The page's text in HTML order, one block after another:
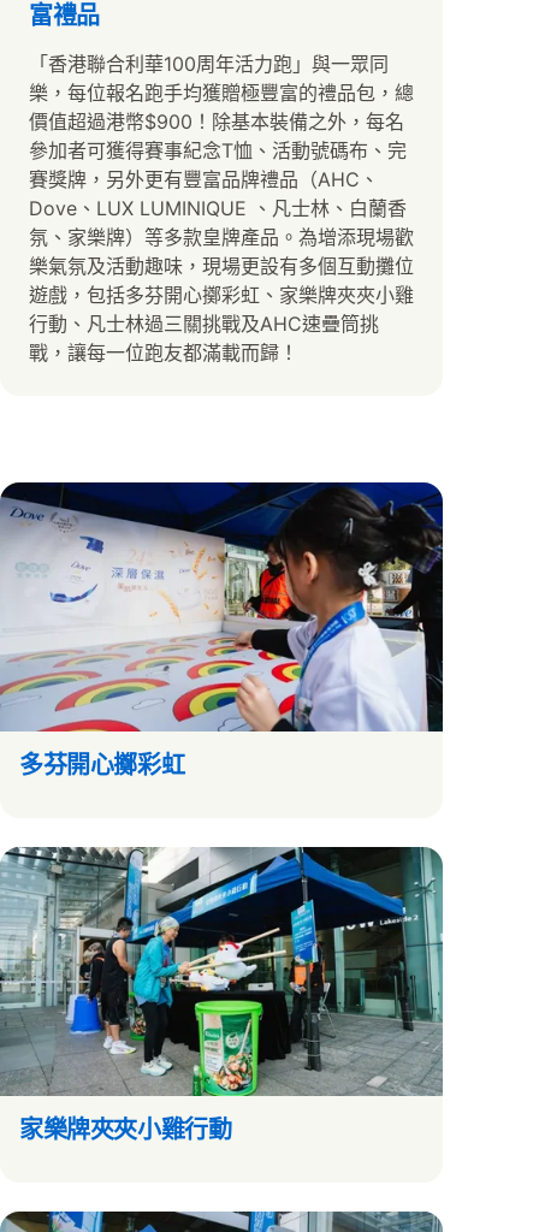
富禮品
「香港聯合利華100周年活力跑」與一眾同
樂，每位報名跑手均獲贈極豐富的禮品包，總
價值超過港幣$900！除基本裝備之外，每名
參加者可獲得賽事紀念T恤、活動號碼布、完
賽獎牌，另外更有豐富品牌禮品（AHC、
Dove、LUX LUMINIQUE 、凡士林、白蘭香
氛、家樂牌）等多款皇牌產品。為增添現場歡
樂氣氛及活動趣味，現場更設有多個互動攤位
遊戲，包括多芬開心擲彩虹、家樂牌夾夾小雞
行動、凡士林過三關挑戰及AHC速疊筒挑
戰，讓每一位跑友都滿載而歸！
多芬開心擲彩虹
家樂牌夾夾小雞行動